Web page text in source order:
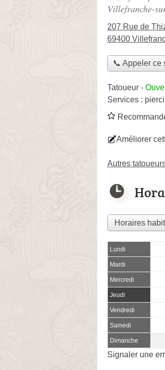
Villefranche-
207 Rue de
69400
📞 Appeler ce
Tatoueur -
Services :
Améliorer
Autres
Lundi
Mardi
Mercredi
Jeudi
Vendredi
Samedi
Dimanche
Signaler une